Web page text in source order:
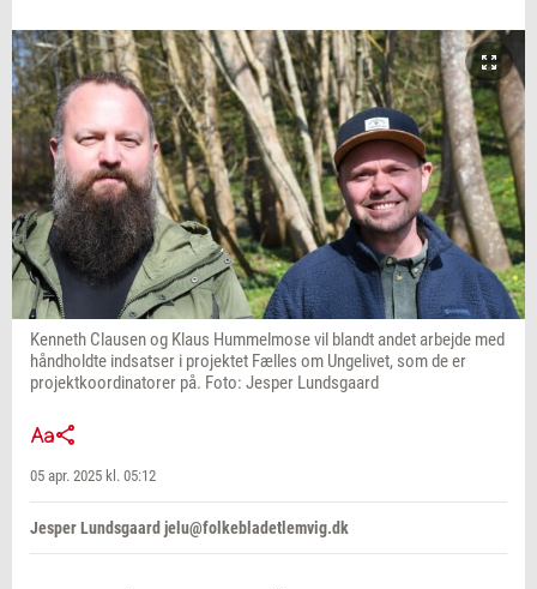
Kenneth Clausen og Klaus Hummelmose vil blandt andet arbejde med
håndholdte indsatser i projektet Fælles om Ungelivet, som de er
projektkoordinatorer på. Foto: Jesper Lundsgaard
05 apr. 2025 kl. 05:12
Jesper Lundsgaard jelu@folkebladetlemvig.dk